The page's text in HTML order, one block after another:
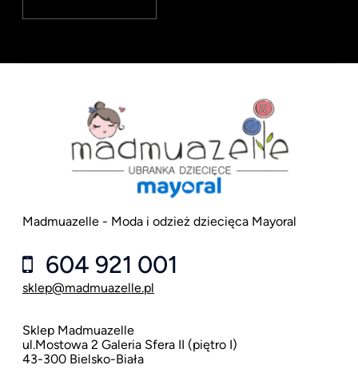
Madmuazelle - Moda i odzież dziecięca Mayoral
604 921 001
sklep@madmuazelle.pl
Sklep Madmuazelle
ul.Mostowa 2 Galeria Sfera II (piętro I)
43-300 Bielsko-Biała